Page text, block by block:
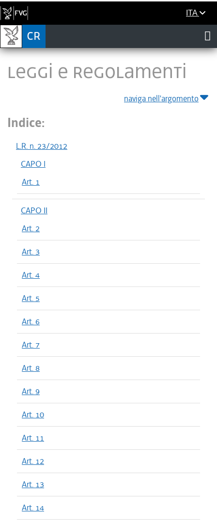
ITA
LEGGI E REGOLAMENTI
naviga nell'argomento
Indice:
L.R. n. 23/2012
CAPO I
Art. 1
CAPO II
Art. 2
Art. 3
Art. 4
Art. 5
Art. 6
Art. 7
Art. 8
Art. 9
Art. 10
Art. 11
Art. 12
Art. 13
Art. 14